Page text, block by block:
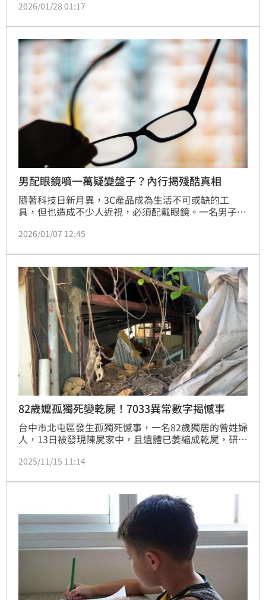
歲業務員也因晚上常看短影音直到入睡，經檢查已經有
趨勢，務必遵守護眼原則以免後悔終生。
2026/01/28 01:17
男配眼鏡噴一萬疑變盤子？內行揭殘酷真相
隨著科技日新月異，3C產品成為生活不可或缺的工
具，但也造成不少人近視，必須配戴眼鏡。一名男子分
萬元，因此好奇在網路詢問：「眼鏡配到一萬算盤子
2026/01/07 12:45
82歲嬤孤獨死變乾屍！7033異常數字揭憾事
台中市北屯區發生孤獨死憾事，一名82歲獨居的曾姓婦
人，13日被發現陳屍家中，且遺體已萎縮成乾屍，研判
自來水公司的抄表員，因為他眼尖發現曾婦家中的水量
遠遠超過正常用量，才趕緊通知里長協助處理，揭露這
2025/11/15 11:14